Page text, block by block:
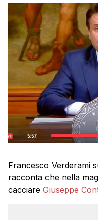
Francesco Verderami
racconta che nella
cacciare Giuseppe